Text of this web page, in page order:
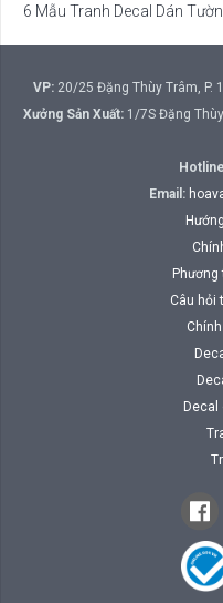
6 Mẫu Tranh Decal Dán
VP:20/25 Đặng Thùy Trâm, P.
Xưởng Sản Xuất: 1/7S Đặng
Email:
Câu hỏi
Decal